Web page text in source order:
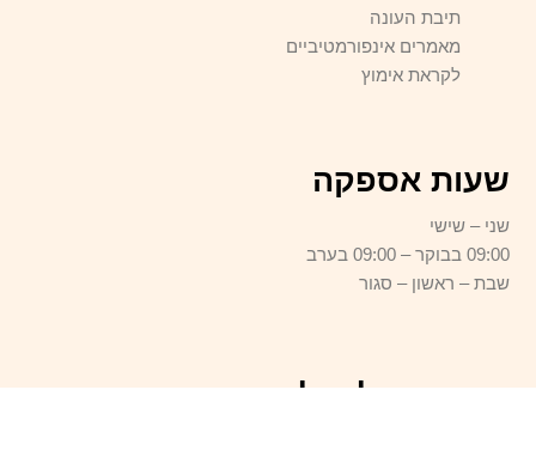
תיבת העונה
מאמרים אינפורמטיביים
לקראת אימוץ
שעות אספקה
שני – שישי
09:00 בבוקר – 09:00 בערב
שבת – ראשון – סגור
אני רוצה לקבל הצעות מ-